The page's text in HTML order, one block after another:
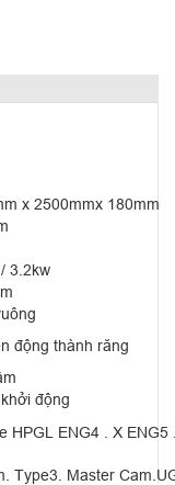
x 2500mmx 180mm
3.2kw
động thành răng
động
HPGL ENG4 . X ENG5
Type3. Master